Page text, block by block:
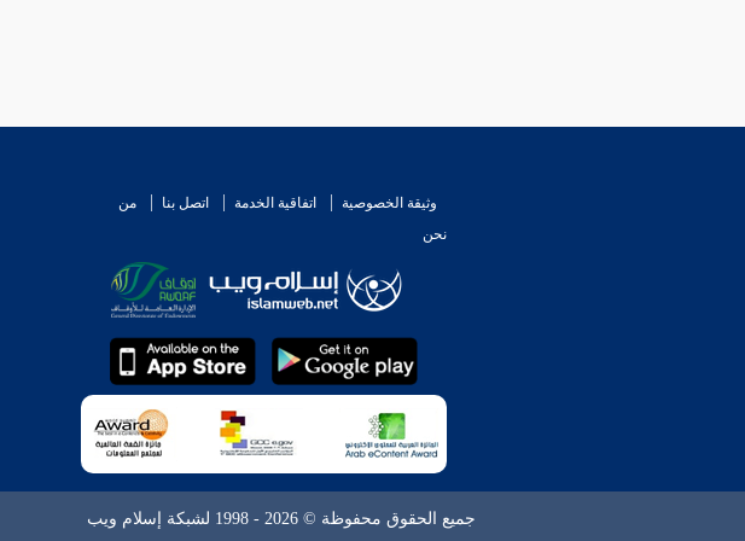
وثيقة الخصوصية اتفاقية الخدمة اتصل بنا
من
نحن
جميع الحقوق محفوظة © 2026 - 1998 لشبكة إسلام ويب